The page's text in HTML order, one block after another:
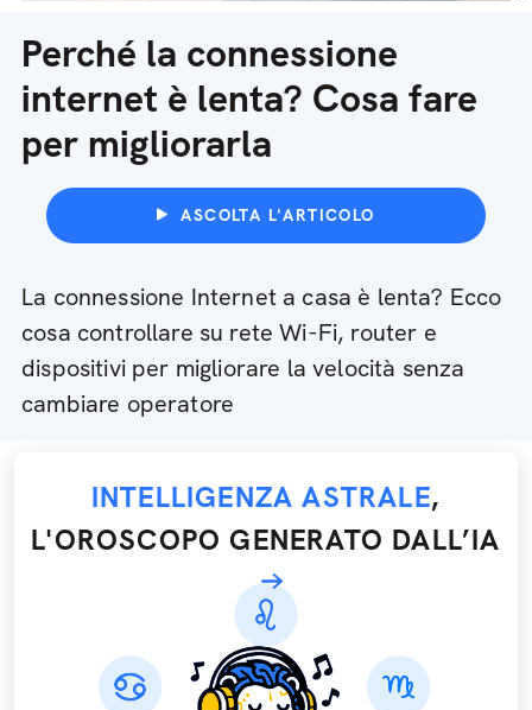
Perché la connessione
internet è lenta? Cosa fare
per migliorarla
ASCOLTA L'ARTICOLO
La connessione Internet a casa è lenta? Ecco
cosa controllare su rete Wi-Fi, router e
dispositivi per migliorare la velocità senza
cambiare operatore
INTELLIGENZA ASTRALE,
L'OROSCOPO GENERATO DALL’IA